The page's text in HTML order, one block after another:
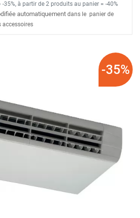
35%, à partir de 2 produits au panier = -40%
automatiquement dans le panier de
accessoires
-35%